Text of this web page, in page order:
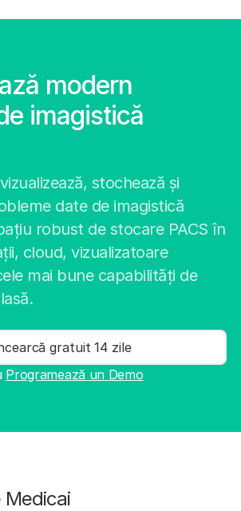
modern
imagistică
stochează și
date de imagistică
robust de stocare PACS în
cloud, vizualizatoare
mai bune capabilități de
gratuit 14 zile
Programează un Demo
Medicai